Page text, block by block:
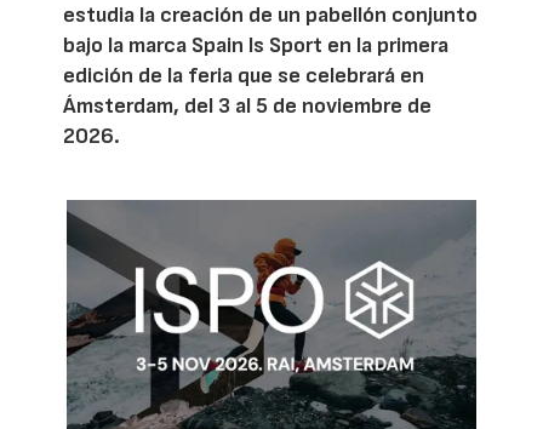
estudia la creación de un pabellón conjunto
bajo la marca Spain Is Sport en la primera
edición de la feria que se celebrará en
Ámsterdam, del 3 al 5 de noviembre de
2026.